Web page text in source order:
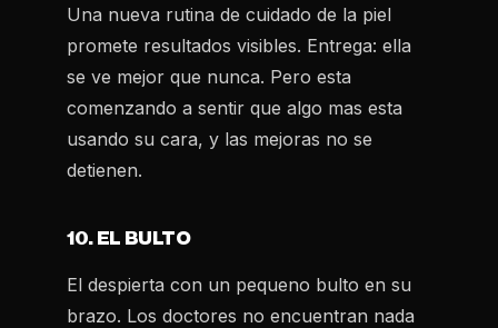
Una nueva rutina de cuidado de la piel
promete resultados visibles. Entrega: ella
se ve mejor que nunca. Pero esta
comenzando a sentir que algo mas esta
usando su cara, y las mejoras no se
detienen.
10. EL BULTO
El despierta con un pequeno bulto en su
brazo. Los doctores no encuentran nada